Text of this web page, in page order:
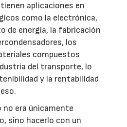
aplicaciones en
como la electrónica,
de energía, la fabricación
los
compuestos
del transporte, lo
y la rentabilidad
era únicamente
sino hacerlo con un